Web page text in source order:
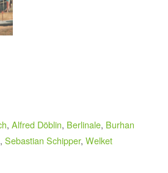
, Alfred Döblin, Berlinale, Burhan
, Sebastian Schipper, Welket